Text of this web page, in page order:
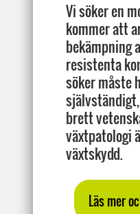
Vi söker en
kommer att
bekämpning
resistenta
söker måste
brett
växtpatologi
växtskydd.
Läs mer